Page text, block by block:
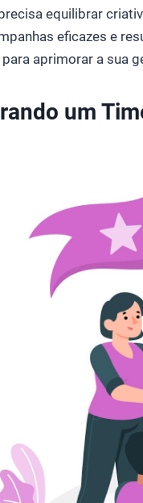
equilibrar
eficazes e
para aprimorar a sua
um